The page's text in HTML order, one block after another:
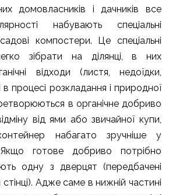
домовласників і дачників все
набувають спеціальні
компостери. Це спеціальні
зібрати на ділянці, в них
відходи (листя, недоїдки,
в процесі розкладання і природної
в органічне добриво
від ями або звичайної купи,
набагато зручніше у
Якщо готове добриво потрібно
одну з дверцят (передбачені
Адже саме в нижній частині